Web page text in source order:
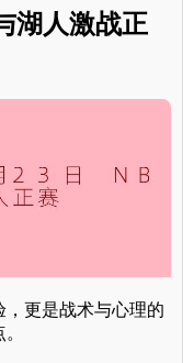
湖人激战正
更是战术与心理的